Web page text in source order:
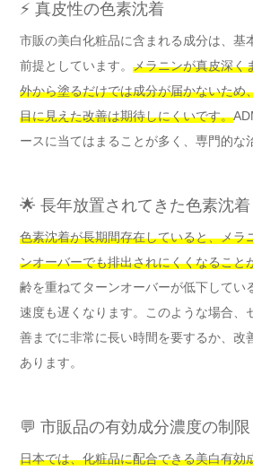
⚡ 真皮性の色素沈着
市販の美白化粧品に含まれる成分は、基
前提としています。 メラニンが真皮深く
外から塗るだけでは成分が届かないため
目に見えた改善は期待しにくいです。
ースに当てはまることが多く、専門的な
🌟 長年放置されてきた色素沈着
色素沈着が長期間存在していると、メラ
ンオーバーでも排出されにくくなること
齢を重ねてターンオーバーが低下してい
速度も遅くなります。このような場合、
善までに非常に長い時間を要するか、改
あります。
💬 市販品の有効成分濃度の制限
日本では、化粧品に配合できる美白有効